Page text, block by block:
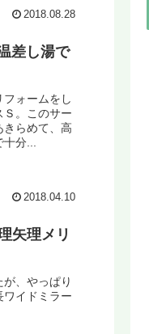
2018.08.28
差し湯で
ォームをし
Ｓ。このサー
きらめて、高
分...
2018.04.10
矢理メリ
、やっぱり
イドミラー